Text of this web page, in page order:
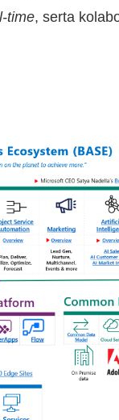
time, serta